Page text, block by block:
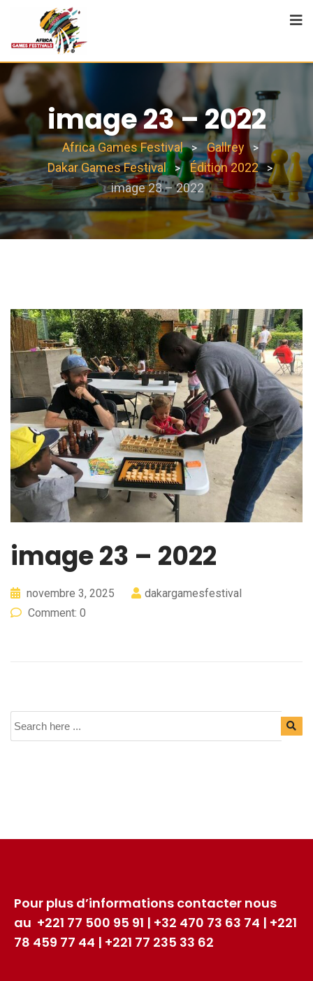
image 23 – 2022
Africa Games Festival > Gallrey >
Dakar Games Festival > Édition 2022 >
image 23 – 2022
image 23 – 2022
novembre 3, 2025
dakargamesfestival
Comment: 0
Pour plus d’informations contacter nous
au +221 77 500 95 91 | +32 470 73 63 74 | +221
78 459 77 44 | +221 77 235 33 62